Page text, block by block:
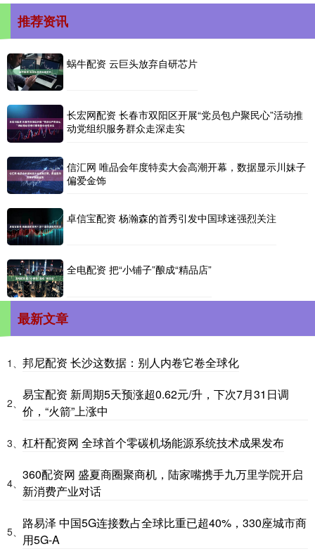
推荐资讯
蜗牛配资 云巨头放弃自研芯片
长宏网配资 长春市双阳区开展“党员包户聚民心”活动推
动党组织服务群众走深走实
信汇网 唯品会年度特卖大会高潮开幕，数据显示川妹子
偏爱金饰
卓信宝配资 杨瀚森的首秀引发中国球迷强烈关注
全电配资 把“小铺子”酿成“精品店”
最新文章
1、 邦尼配资 长沙这数据：别人内卷它卷全球化
2、
易宝配资 新周期5天预涨超0.62元/升，下次7月31日调
价，“火箭”上涨中
3、 杠杆配资网 全球首个零碳机场能源系统技术成果发布
4、
360配资网 盛夏商圈聚商机，陆家嘴携手九万里学院开启
新消费产业对话
5、
路易泽 中国5G连接数占全球比重已超40%，330座城市商
用5G-A